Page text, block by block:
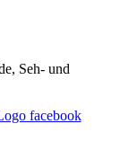
Seh- und